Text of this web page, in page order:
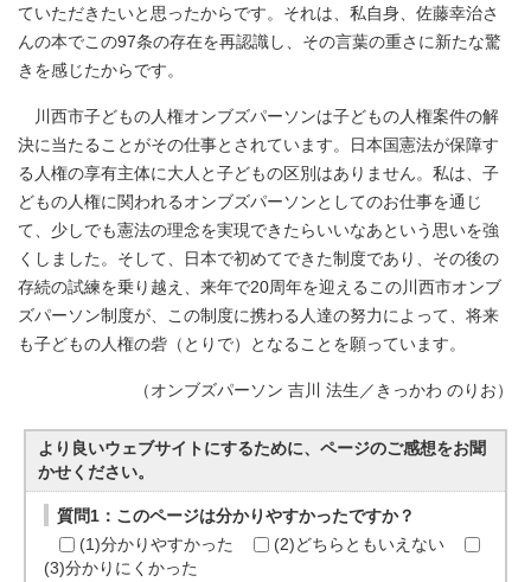
ていただきたいと思ったからです。それは、私自身、佐藤幸治さ
んの本でこの97条の存在を再認識し、その言葉の重さに新たな驚
きを感じたからです。
川西市子どもの人権オンブズパーソンは子どもの人権案件の解
決に当たることがその仕事とされています。日本国憲法が保障す
る人権の享有主体に大人と子どもの区別はありません。私は、子
どもの人権に関われるオンブズパーソンとしてのお仕事を通じ
て、少しでも憲法の理念を実現できたらいいなあという思いを強
くしました。そして、日本で初めてできた制度であり、その後の
存続の試練を乗り越え、来年で20周年を迎えるこの川西市オンブ
ズパーソン制度が、この制度に携わる人達の努力によって、将来
も子どもの人権の砦（とりで）となることを願っています。
（オンブズパーソン 吉川 法生／きっかわ のりお）
より良いウェブサイトにするために、ページのご感想をお聞
かせください。
質問1：このページは分かりやすかったですか？
(1)分かりやすかった
(2)どちらともいえない
(3)分かりにくかった